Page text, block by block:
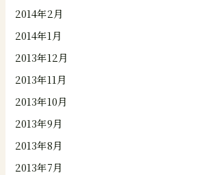
2014年2月
2014年1月
2013年12月
2013年11月
2013年10月
2013年9月
2013年8月
2013年7月